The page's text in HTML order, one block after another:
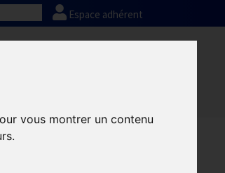
vous montrer un contenu
Espace adhérent